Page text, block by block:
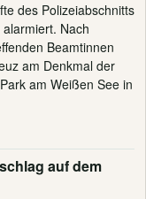
des Polizeiabschnitts
Nach
Beamtinnen
am Denkmal der
am Weißen See in
auf dem